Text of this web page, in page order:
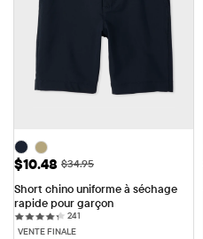
Prix ​​de vente: $10.48
$10.48 Prix ​​d'origine: $34.95
$34.95
Short chino uniforme à séchage
rapide pour garçon
241
VENTE FINALE